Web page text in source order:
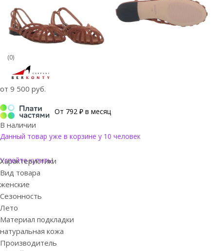
(0)
от 9 500 руб.
От 792 ₽ в месяц
В наличии
Данный товар уже в корзине у 10 человек
Успейте купить!
Характеристики
Вид товара
женские
Сезонность
Лето
Материал подкладки
натуральная кожа
Производитель